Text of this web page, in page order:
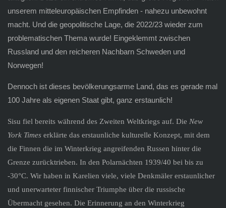
unserem mitteleuropäischen Empfinden - nahezu unbewohnt
macht. Und die geopolitische Lage, die 2022/23 wieder zum
problematischen Thema wurde! Eingeklemmt zwischen
Russland und den reicheren Nachbarn Schweden und
Norwegen!
Dennoch ist dieses bevölkerungsarme Land, das es gerade mal
100 Jahre als eigenen Staat gibt, ganz erstaunlich!
Sisu fiel bereits während des Zweiten Weltkriegs auf. Die New
York Timeserklärte das erstaunliche kulturelle Konzept, mit dem
die Finnen die im Winterkrieg angreifenden Russen hinter die
Grenze zurücktrieben. In den Polarnächten 1939/40 bei bis zu
-30°C. Wir haben in Karelien viele, viele Denkmäler erstaunlicher
und unerwarteter finnischer Triumphe über die russische
Übermacht gesehen. Die Erinnerung an den Winterkrieg